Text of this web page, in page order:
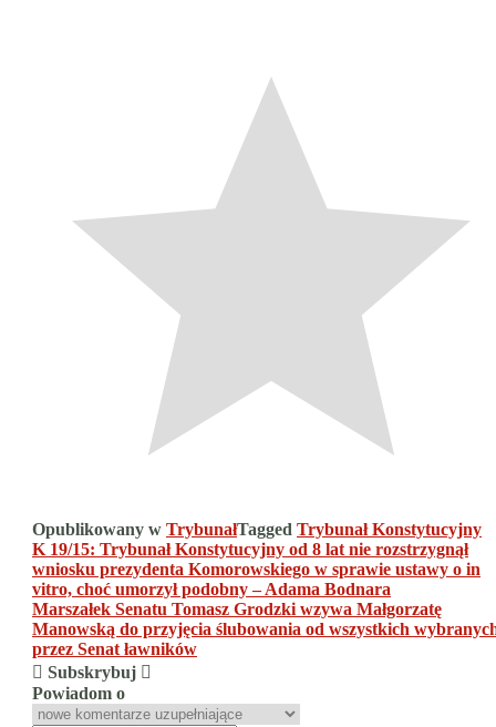
Opublikowany w TrybunałTagged Trybunał Konstytucyjny
Nawigacja
wpisu
K 19/15: Trybunał Konstytucyjny od 8 lat nie rozstrzygnął
wniosku prezydenta Komorowskiego w sprawie ustawy o in
vitro, choć umorzył podobny – Adama Bodnara
Marszałek Senatu Tomasz Grodzki wzywa Małgorzatę
Manowską do przyjęcia ślubowania od wszystkich
przez Senat ławników
Subskrybuj
Powiadom o